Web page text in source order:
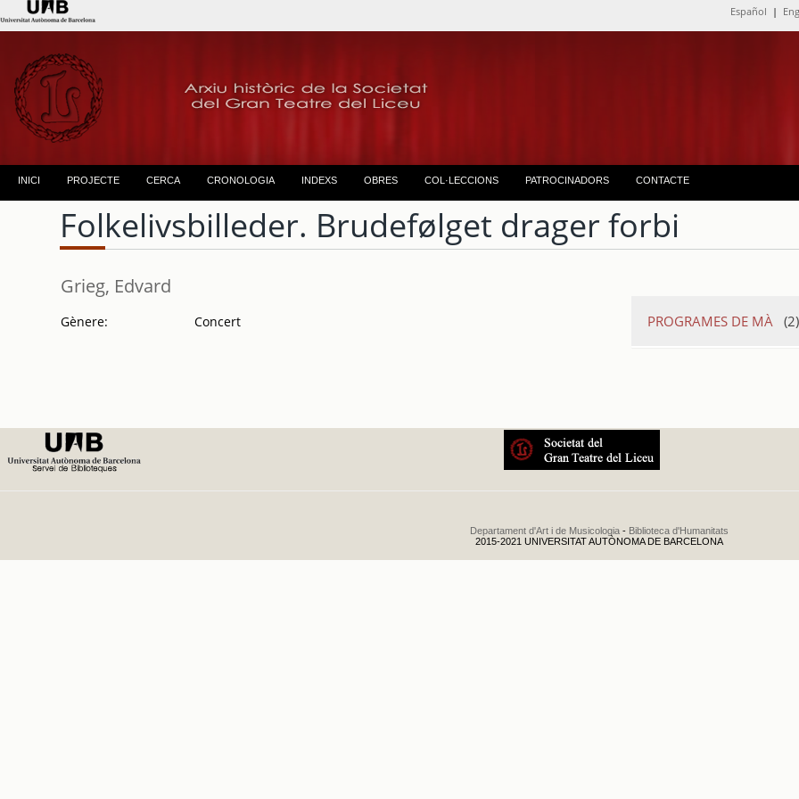
Español |
INICI PROJECTE CERCA CRONOLOGIA INDEXS OBRES COL·LECCIONS PATROCINADORS CONTACTE
Folkelivsbilleder. Brudefølget drager forbi
Grieg, Edvard
Gènere: Concert PROGRAMES DE MÀ (2)
Departament d'Art i de Musicologia - Biblioteca d'Humanitats
2015-2021 UNIVERSITAT AUTÒNOMA DE BARCELONA